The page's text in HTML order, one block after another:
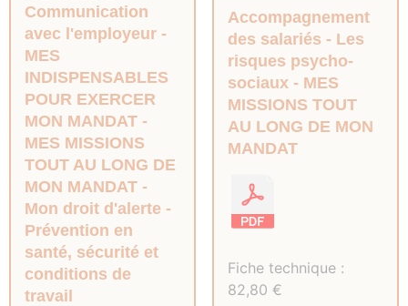
Communication
avec l'employeur
MES
INDISPENSABLES
POUR EXERCER
MON MANDAT
MES MISSIONS
TOUT AU LONG DE
MON MANDAT
Mon droit d'alerte
Prévention en
santé, sécurité et
conditions de
travail
Accompagnement
des salariés
Les
risques psycho-
sociaux
MES
MISSIONS TOUT
AU LONG DE MON
MANDAT
Fiche technique :
82,80 €